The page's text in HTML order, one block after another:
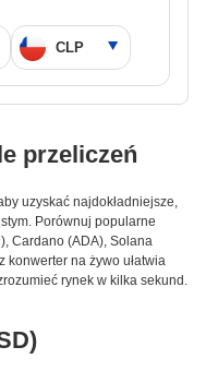
przeliczeń
uzyskać najdokładniejsze,
Porównuj popularne
Cardano (ADA), Solana
konwerter na żywo ułatwia
rynek w kilka sekund.